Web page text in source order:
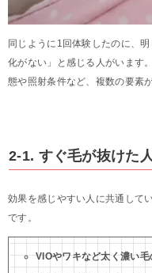
同じように1回体験したのに、
化がない」と感じる人がいます
態や照射条件など、複数の要素
2-1. すぐ毛が抜けた
効果を感じやすい人に共通して
です。
VIOやワキなど太く濃い